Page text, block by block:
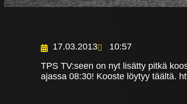
17.03.2013
10:57
TPS TV:seen on nyt lisätty pitkä
ajassa 08:30! Kooste löytyy täältä.